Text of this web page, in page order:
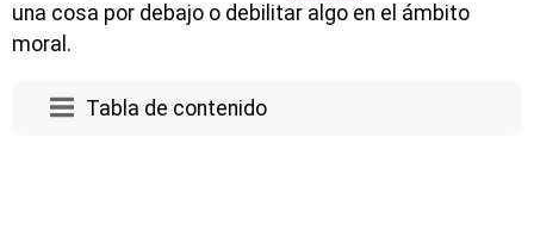
una cosa por debajo o debilitar algo en el ámbito
moral.
Tabla de contenido